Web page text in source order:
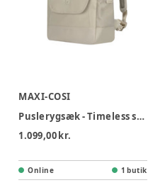
MAXI-COSI
Puslerygsæk - Timeless sand
1.099,00 kr.
Online 1 butik